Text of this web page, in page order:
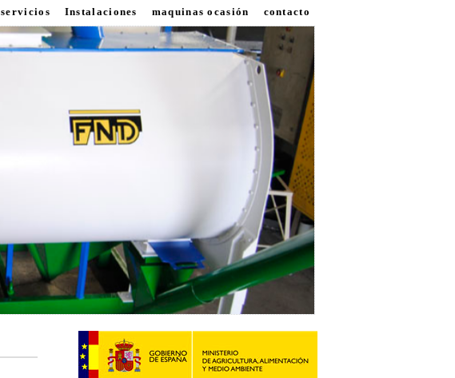
servicios Instalaciones maquinas ocasión contacto